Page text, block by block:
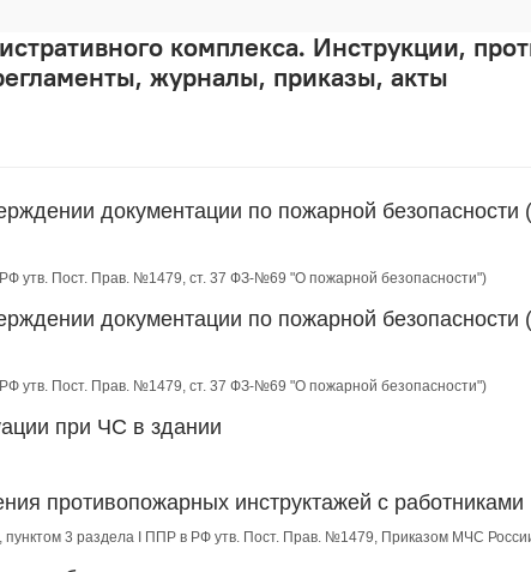
комплекса. Инструкции,
журналы, приказы, акты
документации по пожарной безопасности
утв. Пост. Прав. №1479, ст. 37 ФЗ-№69 "О пожарной безопасности")
документации по пожарной безопасности
утв. Пост. Прав. №1479, ст. 37 ФЗ-№69 "О пожарной безопасности")
при ЧС в здании
противопожарных инструктажей с работниками
пунктом 3 раздела I ППР в РФ утв. Пост. Прав. №1479, Приказом МЧС